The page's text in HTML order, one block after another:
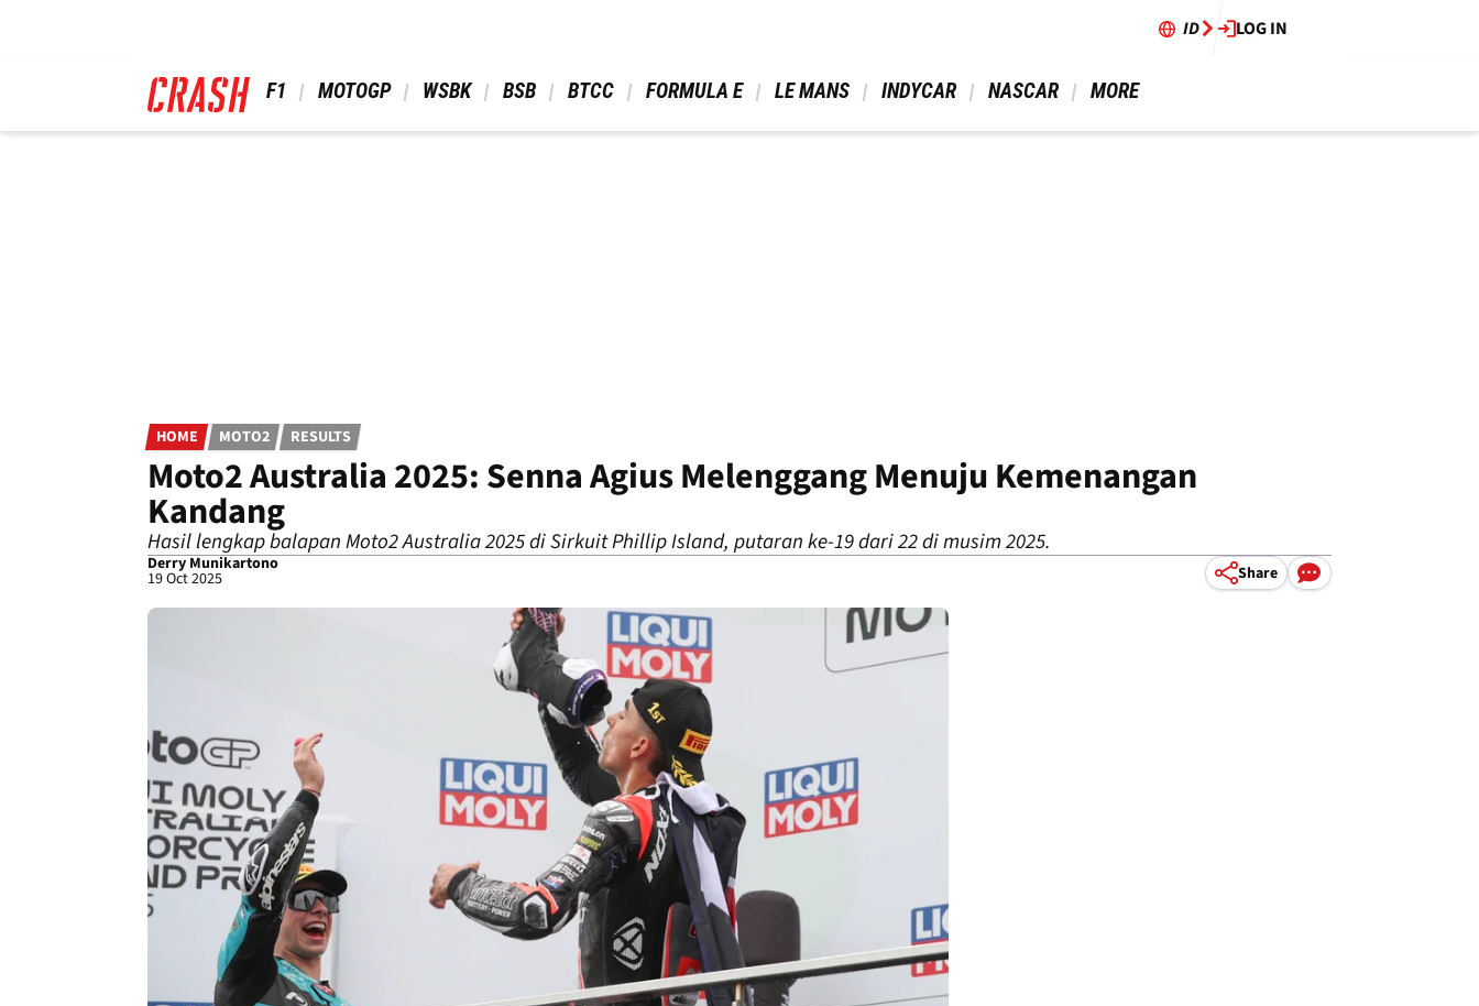
ID LOG IN
F1 MOTOGP WSBK BSB BTCC FORMULA E LE MANS INDYCAR NASCAR MORE
HOME MOTO2 RESULTS
Moto2 Australia 2025: Senna Agius Melenggang Menuju Kemenangan
Kandang
Hasil lengkap balapan Moto2 Australia 2025 di Sirkuit Phillip Island, putaran ke-19 dari 22 di musim 2025.
Derry Munikartono
19 Oct 2025 Share